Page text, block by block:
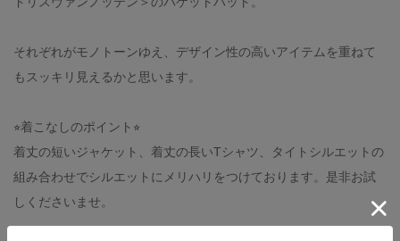
それぞれがモノトーンゆえ、デザイン性の高いアイテムを重ねて
もスッキリ見えるかと思います。
⭐︎着こなしのポイント⭐︎
着丈の短いジャケット、着丈の長いTシャツ、タイトシルエットの
組み合わせでシルエットにメリハリをつけております。是非お試
しくださいませ。